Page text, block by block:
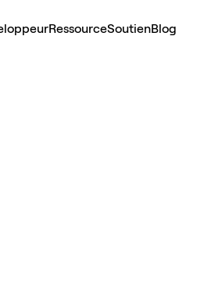
RessourceSoutienBlog